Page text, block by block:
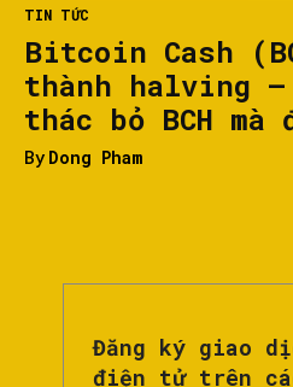
TIN TỨC
Bitcoin Cash
thành halving
thác bỏ BCH mà
By Dong Pham
Đăng ký giao
điện tử trên